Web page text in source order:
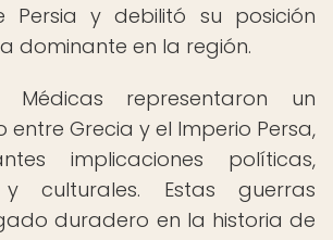
Persia y debilitó su posición
dominante en la región.
Médicas representaron un
Grecia y el Imperio Persa,
implicaciones políticas,
y culturales. Estas guerras
duradero en la historia de